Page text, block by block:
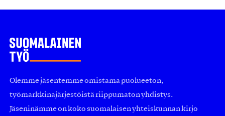
Olemme jäsentemme omistama puolueeton,
työmarkkinajärjestöistä riippumaton yhdistys.
Jäseninämme on koko suomalaisen yhteiskunnan kirjo